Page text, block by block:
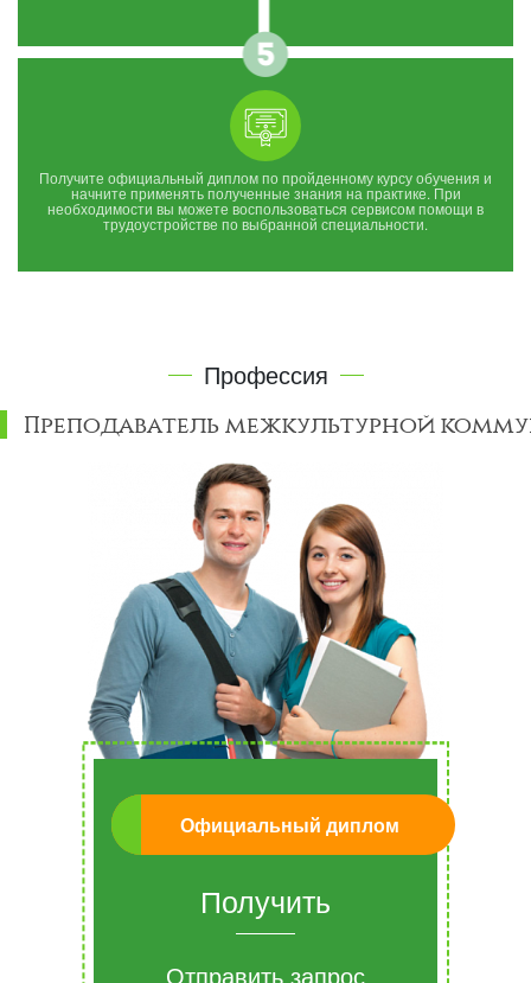
Получите официальный диплом по пройденному курсу обучения и
начните применять полученные знания на практике. При
необходимости вы можете воспользоваться сервисом помощи в
трудоустройстве по выбранной специальности.
Профессия
Преподаватель межкультурной
Официальный диплом
Получить
Отправить запрос